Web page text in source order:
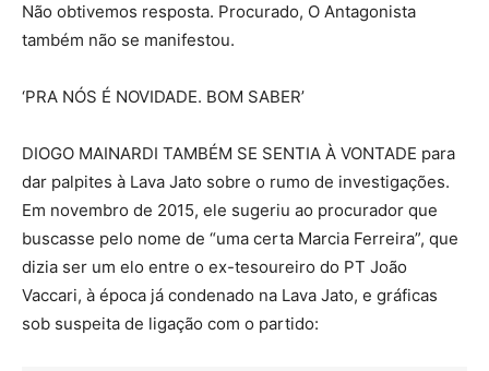
Não obtivemos resposta. Procurado, O Antagonista
também não se manifestou.
‘PRA NÓS É NOVIDADE. BOM SABER’
DIOGO MAINARDI TAMBÉM SE SENTIA À VONTADE para
dar palpites à Lava Jato sobre o rumo de investigações.
Em novembro de 2015, ele sugeriu ao procurador que
buscasse pelo nome de “uma certa Marcia Ferreira”, que
dizia ser um elo entre o ex-tesoureiro do PT João
Vaccari, à época já condenado na Lava Jato, e gráficas
sob suspeita de ligação com o partido: